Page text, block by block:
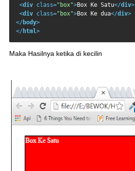
<div class="box">Box Ke Satu</div>
<div class="box">Box Ke dua</div>
</ body>
</ html>
Maka Hasilnya ketika di kecilin